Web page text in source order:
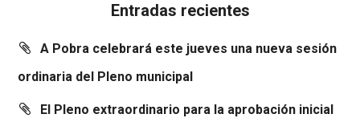
Entradas recientes
A Pobra celebrará este jueves una nueva sesión
ordinaria del Pleno municipal
El Pleno extraordinario para la aprobación inicial